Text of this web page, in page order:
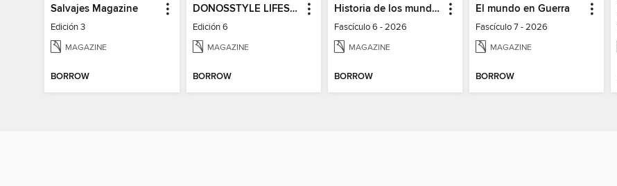
Salvajes Magazine
Edición 3
MAGAZINE
BORROW
DONOSSTYLE LIFESTYLE MAGAZINE
Edición 6
MAGAZINE
BORROW
Historia de los mundiales de fútbol
Fascículo 6 - 2026
MAGAZINE
BORROW
El mundo en Guerra
Fascículo 7 - 2026
MAGAZINE
BORROW